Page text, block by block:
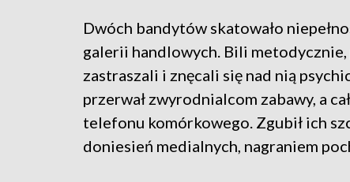
Dwóch bandytów skatowało
galerii handlowych. Bili
zastraszali i znęcali się nad nią
przerwał zwyrodnialcom zabawy, a
telefonu komórkowego. Zgubił ich
doniesień medialnych, nagraniem